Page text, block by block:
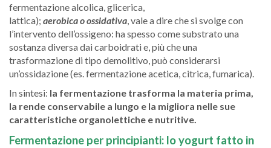
fermentazione alcolica, glicerica,
lattica); aerobica oossidativa , vale a dire che si svolge con
l’intervento dell’ossigeno: ha spesso come substrato una
sostanza diversa dai carboidrati e, più che una
trasformazione di tipo demolitivo, può considerarsi
un’ossidazione (es. fermentazione acetica, citrica, fumarica).
In sintesi: la fermentazione trasforma la materia prima,
la rende conservabile a lungo e la migliora nelle sue
caratteristiche organolettiche e nutritive.
Fermentazione per principianti: lo yogurt fatto in